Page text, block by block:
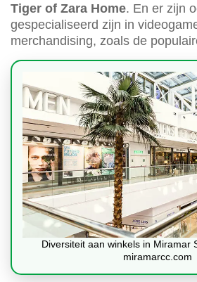
Tiger of Zara Home. En er zijn
gespecialiseerd zijn in
merchandising, zoals de
Diversiteit aan winkels in Miramar
miramarcc.com